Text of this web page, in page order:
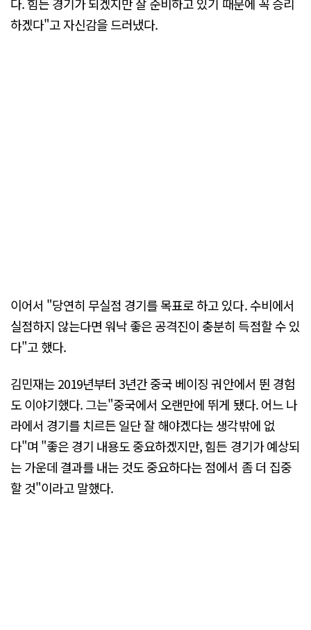
다. 힘든 경기가 되겠지만 잘 준비하고 있기 때문에 꼭 승리
하겠다"고 자신감을 드러냈다.
이어서 "당연히 무실점 경기를 목표로 하고 있다. 수비에서
실점하지 않는다면 워낙 좋은 공격진이 충분히 득점할 수 있
다"고 했다.
김민재는 2019년부터 3년간 중국 베이징 궈안에서 뛴 경험
도 이야기했다. 그는"중국에서 오랜만에 뛰게 됐다. 어느 나
라에서 경기를 치르든 일단 잘 해야겠다는 생각밖에 없
다"며 "좋은 경기 내용도 중요하겠지만, 힘든 경기가 예상되
는 가운데 결과를 내는 것도 중요하다는 점에서 좀 더 집중
할 것"이라고 말했다.